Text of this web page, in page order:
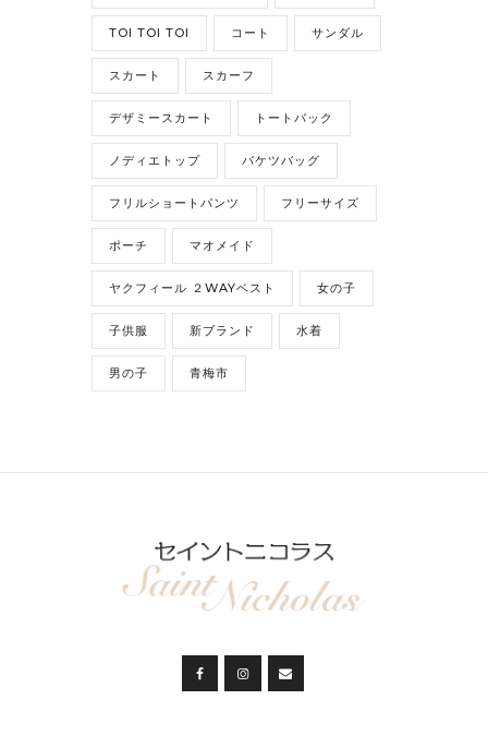
TOI TOI TOI コート サンダル
スカート スカーフ
デザミースカート トートバック
ノディエトップ バケツバッグ
フリルショートパンツ フリーサイズ
ポーチ マオメイド
ヤクフィール ２WAYベスト 女の子
子供服 新ブランド 水着
男の子 青梅市